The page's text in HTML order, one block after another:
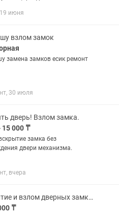
июня
взлом замок
замена замков есик ремонт
30 июля
дверь! Взлом замка.
15 000 ₸
замка без
двери механизма.
вчера
Вскрытие и взлом дверных замков.
₸